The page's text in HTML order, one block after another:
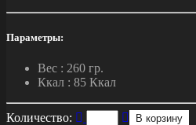
Параметры:
Вес : 260 гр.
Ккал : 85 Ккал
Количество: В корзину